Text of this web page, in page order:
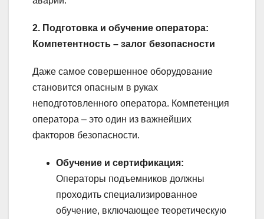
2. Подготовка и обучение оператора:
Компетентность – залог безопасности
Даже самое совершенное оборудование
становится опасным в руках
неподготовленного оператора. Компетенция
оператора – это один из важнейших
факторов безопасности.
Обучение и сертификация:
Операторы подъемников должны
проходить специализированное
обучение, включающее теоретическую